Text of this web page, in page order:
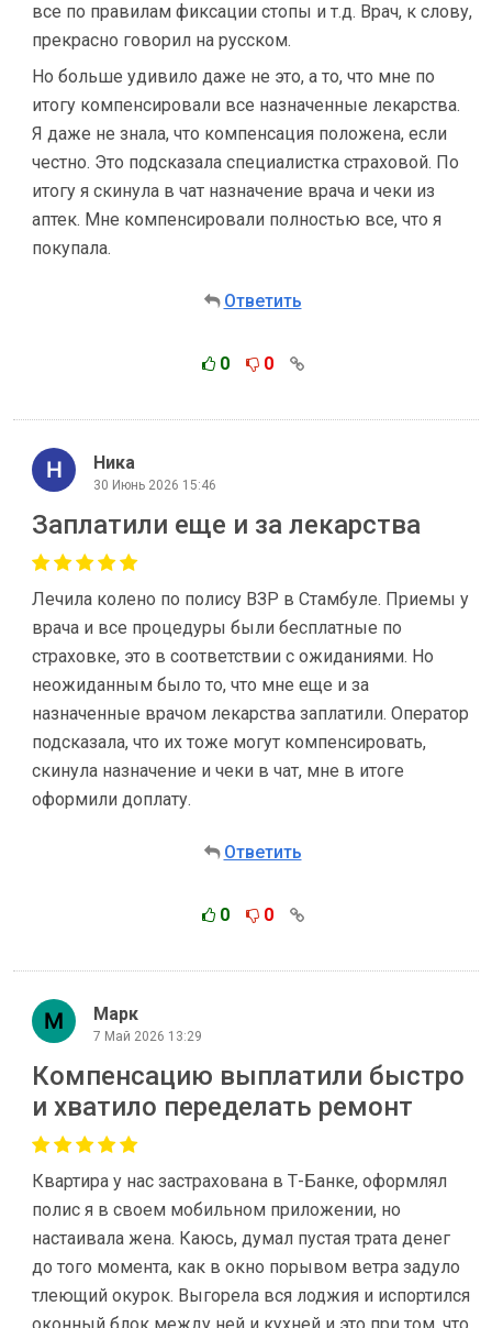
все по правилам фиксации стопы и т.д. Врач, к слову,
прекрасно говорил на русском.
Но больше удивило даже не это, а то, что мне по
итогу компенсировали все назначенные лекарства.
Я даже не знала, что компенсация положена, если
честно. Это подсказала специалистка страховой. По
итогу я скинула в чат назначение врача и чеки из
аптек. Мне компенсировали полностью все, что я
покупала.
Ответить
0 0
Ника
30 Июнь 2026 15:46
Заплатили еще и за лекарства
Лечила колено по полису ВЗР в Стамбуле. Приемы у
врача и все процедуры были бесплатные по
страховке, это в соответствии с ожиданиями. Но
неожиданным было то, что мне еще и за
назначенные врачом лекарства заплатили. Оператор
подсказала, что их тоже могут компенсировать,
скинула назначение и чеки в чат, мне в итоге
оформили доплату.
Ответить
0 0
Марк
7 Май 2026 13:29
Компенсацию выплатили быстро
и хватило переделать ремонт
Квартира у нас застрахована в Т-Банке, оформлял
полис я в своем мобильном приложении, но
настаивала жена. Каюсь, думал пустая трата денег
до того момента, как в окно порывом ветра задуло
тлеющий окурок. Выгорела вся лоджия и испортился